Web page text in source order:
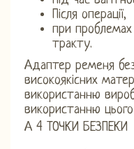
Після операції,
при
тракту.
Адаптер ременя
високоякісних
використанню
використанню
А 4 ТОЧКИ БЕЗПЕКИ